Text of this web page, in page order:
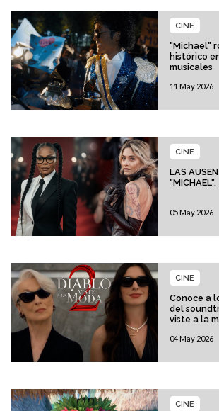
"Michael"
histórico
musicales
CINE
11 May 2026
LAS
"MICHAEL".
CINE
05 May 2026
Conoce a
del
viste a la
CINE
04 May 2026
CINE